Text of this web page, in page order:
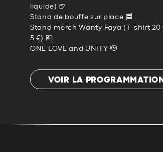
liquide) 🍺
Stand de bouffe sur place 🥓
Stand merch Wanty Faya (T-shirt 20
5 €) 💶
ONE LOVE and UNITY 🫡
VOIR LA PROGRAMMATION